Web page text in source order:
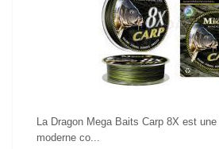
VOIR LE PRODUIT
La Dragon Mega Baits Carp 8X est
moderne co...